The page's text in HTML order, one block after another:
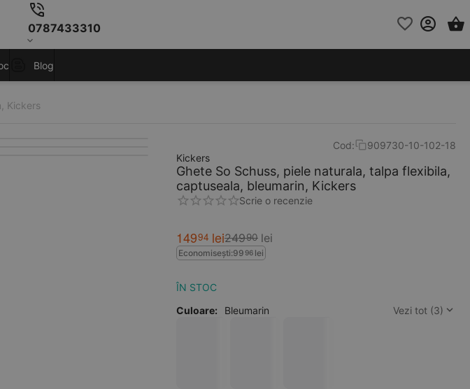
0787433310
Blog
Kickers
Cod:
909730-10-102-18
Kickers
Ghete So Schuss, piele naturala, talpa flexibila,
captuseala, bleumarin, Kickers
Scrie o recenzie
14994 lei24990 lei
Economisești:99 96 lei
ÎN STOC
Culoare:
Bleumarin Vezi tot (3)